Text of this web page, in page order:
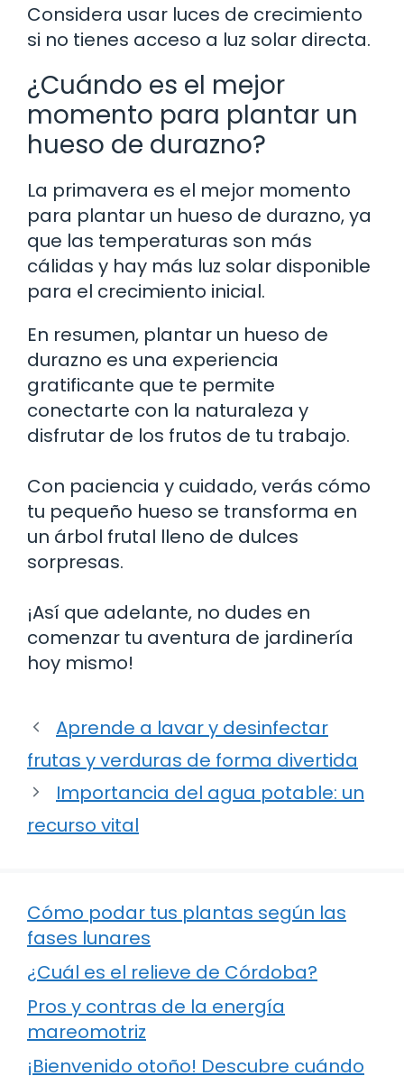
Considera usar luces de crecimiento
si no tienes acceso a luz solar directa.
¿Cuándo es el mejor
momento para plantar un
hueso de durazno?
La primavera es el mejor momento
para plantar un hueso de durazno, ya
que las temperaturas son más
cálidas y hay más luz solar disponible
para el crecimiento inicial.
En resumen, plantar un hueso de
durazno es una experiencia
gratificante que te permite
conectarte con la naturaleza y
disfrutar de los frutos de tu trabajo.
Con paciencia y cuidado, verás cómo
tu pequeño hueso se transforma en
un árbol frutal lleno de dulces
sorpresas.
¡Así que adelante, no dudes en
comenzar tu aventura de jardinería
hoy mismo!
Aprende a lavar y desinfectar
frutas y verduras de forma divertida
Importancia del agua potable: un
recurso vital
Cómo podar tus plantas según las
fases lunares
¿Cuál es el relieve de Córdoba?
Pros y contras de la energía
mareomotriz
¡Bienvenido otoño! Descubre cuándo